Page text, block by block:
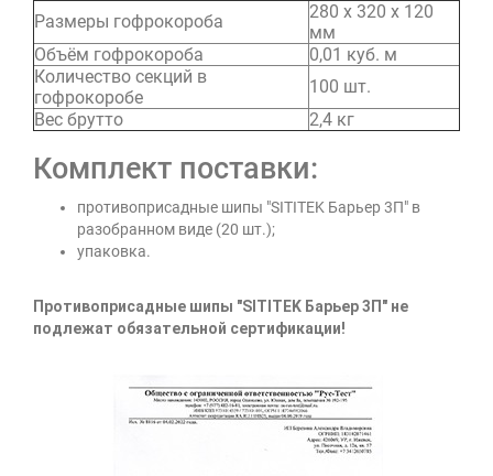
Размеры гофрокороба
280 х 320 х 120
мм
Объём гофрокороба
0,01 куб. м
Количество секций в
гофрокоробе
100 шт.
Вес брутто
2,4 кг
Комплект поставки:
противоприсадные шипы "SITITEK Барьер 3П" в
разобранном виде (20 шт.);
упаковка.
Противоприсадные шипы "SITITEK Барьер 3П" не
подлежат обязательной сертификации!